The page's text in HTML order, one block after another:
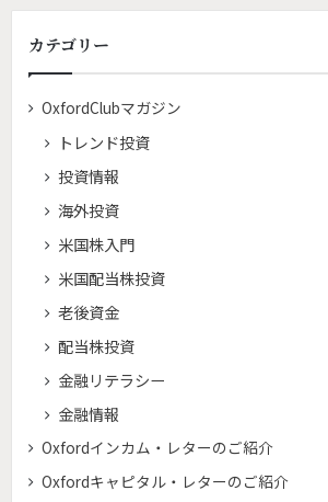
カテゴリー
OxfordClubマガジン
トレンド投資
投資情報
海外投資
米国株入門
米国配当株投資
老後資金
配当株投資
金融リテラシー
金融情報
Oxfordインカム・レターのご紹介
Oxfordキャピタル・レターのご紹介